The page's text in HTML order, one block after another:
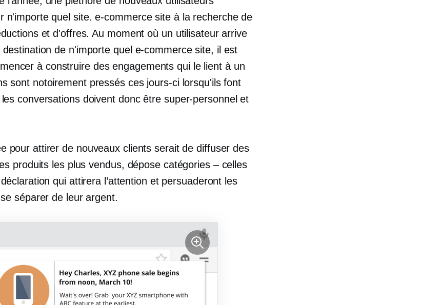
n'importe quel site.e-commercesite à la recherche de
et d'offres. Au moment où un utilisateur arrive
de n'importe quel e-commercesite, il est
à construire des engagements qui le lient à un
sont notoirement pressés ces jours-ci lorsqu'ils font
conversations doivent donc être super-personnel et
pour attirer de nouveaux clients serait de diffuser des
produits les plus vendus, déposecatégories – celles
qui attirera l’attention et persuaderont les
séparer de leur argent.